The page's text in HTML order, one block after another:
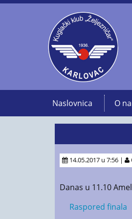
Naslovnica O
14.05.2017 u 7:56 |
Danas u 11.10
Raspored finala